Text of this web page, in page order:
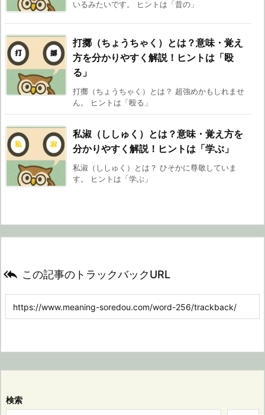
いるみたいです。 ヒントは「昔の」
打擲（ちょうちゃく）とは？意味・覚え
方を分かりやすく解説！ヒントは「殴
る」
打擲（ちょうちゃく）とは？ 超強めかもしれませ
ん。 ヒントは「殴る」
私淑（ししゅく）とは？意味・覚え方を
分かりやすく解説！ヒントは「学ぶ」
私淑（ししゅく）とは？ ひそかに尊敬していま
す。 ヒントは「学ぶ」
 この記事のトラックバックURL
検索